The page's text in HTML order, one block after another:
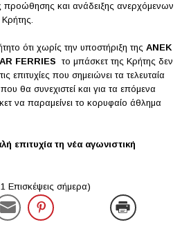
προώθησης και ανάδειξης ανερχόμενων
ότι χωρίς την υποστήριξη της ΑΝΕΚ
FERRIES το μπάσκετ της Κρήτης δεν
επιτυχίες που σημειώνει τα τελευταία
θα συνεχιστεί και για τα επόμενα
να παραμείνει το κορυφαίο άθλημα
επιτυχία τη νέα αγωνιστική
Επισκέψεις σήμερα)